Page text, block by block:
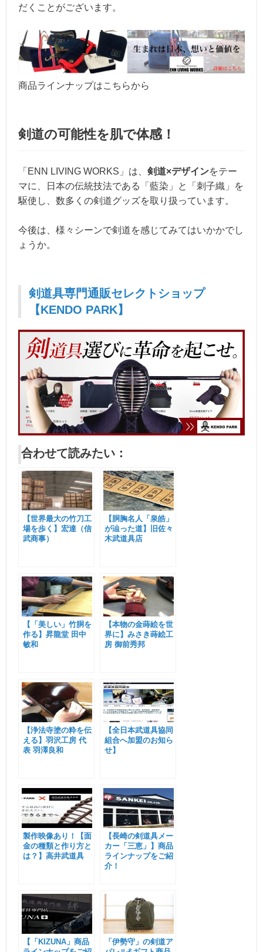
だくことがございます。
商品ラインナップはこちらから
剣道の可能性を肌で体感！
「ENN LIVING WORKS」は、 剣道×デザインをテー
マに、日本の伝統技法である「藍染」と「刺子織」を
駆使し、数多くの剣道グッズを取り扱っています。
今後は、様々シーンで剣道を感じてみてはいかかでし
ょうか。
剣道具専門通販セレクトショップ
【KENDO PARK】
合わせて読みたい：
【世界最大の竹刀工
場を歩く】宏達（信
武商事）
【胴胸名人「泉皓」
が辿った道】旧佐々
木武道具店
【「美しい」竹胴を
作る】昇龍堂 田中
敏和
【本物の金蒔絵を世
界に】みさき蒔絵工
房 御前秀邦
【浄法寺塗の粋を伝
える】羽沢工房 代
表 羽澤良和
【全日本武道具協同
組合へ加盟のお知ら
せ】
製作映像あり！【面
金の種類と作り方と
は？】高井武道具
【長崎の剣道具メー
カー「三恵」】商品
ラインナップをご紹
介！
【「KIZUNA」商品
「伊勢守」の剣道ア